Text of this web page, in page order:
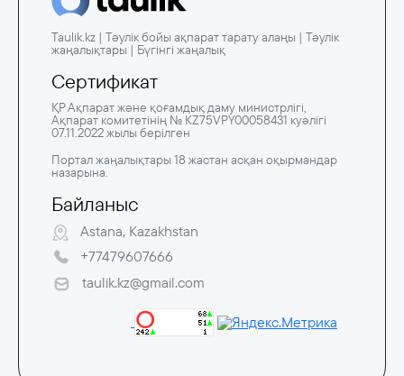
Taulik.kz | Тәулік бойы ақпарат тарату алаңы | Тәулік
жаңалықтары | Бүгінгі жаңалық
Сертификат
ҚР Ақпарат және қоғамдық даму министрлігі,
Ақпарат комитетінің № KZ75VPY00058431 куәлігі
07.11.2022 жылы берілген
Портал жаңалықтары 18 жастан асқан оқырмандар
назарына.
Байланыс
Astana, Kazakhstan
+77479607666
taulik.kz@gmail.com